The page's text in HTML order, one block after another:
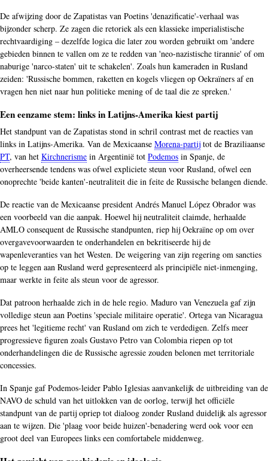
De afwijzing door de Zapatistas van Poetins 'denazificatie'-verhaal was
bijzonder scherp. Ze zagen die retoriek als een klassieke imperialistische
rechtvaardiging – dezelfde logica die later zou worden gebruikt om 'andere
gebieden binnen te vallen om ze te redden van 'neo-nazistische tirannie' of om
naburige 'narco-staten' uit te schakelen'. Zoals hun kameraden in Rusland
zeiden: 'Russische bommen, raketten en kogels vliegen op Oekraïners af en
vragen hen niet naar hun politieke mening of de taal die ze spreken.'
Een eenzame stem: links in Latijns-Amerika kiest partij
Het standpunt van de Zapatistas stond in schril contrast met de reacties van
links in Latijns-Amerika. Van de Mexicaanse Morena-partij tot de Braziliaanse
PT, van het Kirchnerisme in Argentinië tot Podemos in Spanje, de
overheersende tendens was ofwel expliciete steun voor Rusland, ofwel een
onoprechte 'beide kanten'-neutraliteit die in feite de Russische belangen diende.
De reactie van de Mexicaanse president Andrés Manuel López Obrador was
een voorbeeld van die aanpak. Hoewel hij neutraliteit claimde, herhaalde
AMLO consequent de Russische standpunten, riep hij Oekraïne op om over
overgavevoorwaarden te onderhandelen en bekritiseerde hij de
wapenleveranties van het Westen. De weigering van zijn regering om sancties
op te leggen aan Rusland werd gepresenteerd als principiële niet-inmenging,
maar werkte in feite als steun voor de agressor.
Dat patroon herhaalde zich in de hele regio. Maduro van Venezuela gaf zijn
volledige steun aan Poetins 'speciale militaire operatie'. Ortega van Nicaragua
prees het 'legitieme recht' van Rusland om zich te verdedigen. Zelfs meer
progressieve figuren zoals Gustavo Petro van Colombia riepen op tot
onderhandelingen die de Russische agressie zouden belonen met territoriale
concessies.
In Spanje gaf Podemos-leider Pablo Iglesias aanvankelijk de uitbreiding van de
NAVO de schuld van het uitlokken van de oorlog, terwijl het officiële
standpunt van de partij opriep tot dialoog zonder Rusland duidelijk als agressor
aan te wijzen. Die 'plaag voor beide huizen'-benadering werd ook voor een
groot deel van Europees links een comfortabele middenweg.